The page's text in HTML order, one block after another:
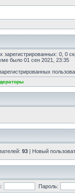
зарегистрированных: 0, 0
было 01 сен 2021, 23:35
93 | Новый
Пароль: